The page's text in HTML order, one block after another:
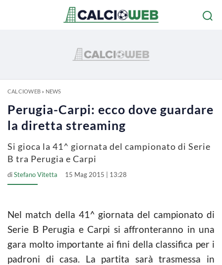
CALCIOWEB» NEWS
Perugia-Carpi: ecco dove guardare
la diretta streaming
Si gioca la 41^ giornata del campionato di Serie
B tra Perugia e Carpi
diStefano Vitetta 15 Mag 2015 | 13:28
Nel match della 41^ giornata del campionato di
Serie B Perugia e Carpi si affronteranno in una
gara molto importante ai fini della classifica per i
padroni di casa. La partita sarà trasmessa in